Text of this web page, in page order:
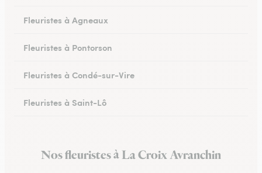
Fleuristes à Agneaux
Fleuristes à Pontorson
Fleuristes à Condé-sur-Vire
Fleuristes à Saint-Lô
Fleuristes à Granville
Nos fleuristes à La Croix Avranchin